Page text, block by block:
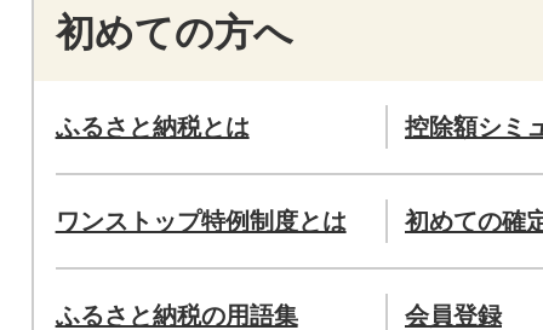
初めての方へ
ふるさと納税とは 控除額シミ
ワンストップ特例制度とは 初めての確
ふるさと納税の用語集 会員登録